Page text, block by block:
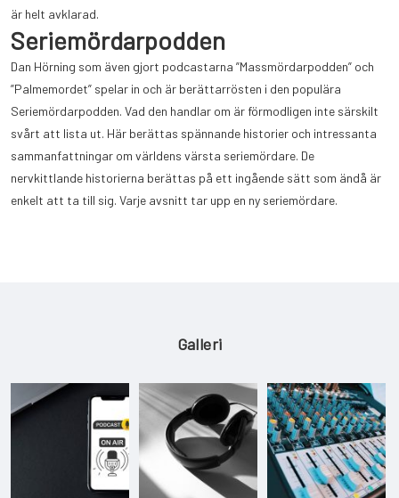
är helt avklarad.
Seriemördarpodden
Dan Hörning som även gjort podcastarna ”Massmördarpodden” och
”Palmemordet” spelar in och är berättarrösten i den populära
Seriemördarpodden. Vad den handlar om är förmodligen inte särskilt
svårt att lista ut. Här berättas spännande historier och intressanta
sammanfattningar om världens värsta seriemördare. De
nervkittlande historierna berättas på ett ingående sätt som ändå är
enkelt att ta till sig. Varje avsnitt tar upp en ny seriemördare.
Galleri